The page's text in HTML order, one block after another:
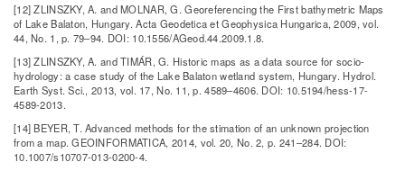
[12] ZLINSZKY, A. and MOLNAR, G. Georeferencing the First bathymetric Maps
of Lake Balaton, Hungary. Acta Geodetica et Geophysica Hungarica, 2009, vol.
44, No. 1, p. 79–94. DOI: 10.1556/AGeod.44.2009.1.8.
[13] ZLINSZKY, A. and TIMÁR, G. Historic maps as a data source for socio-
hydrology: a case study of the Lake Balaton wetland system, Hungary. Hydrol.
Earth Syst. Sci., 2013, vol. 17, No. 11, p. 4589–4606. DOI: 10.5194/hess-17-
4589-2013.
[14] BEYER, T. Advanced methods for the stimation of an unknown projection
from a map. GEOINFORMATICA, 2014, vol. 20, No. 2, p. 241–284. DOI:
10.1007/s10707-013-0200-4.